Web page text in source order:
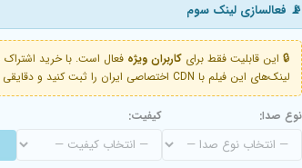
📡 فعالسازی لینک سوم
🔒 این قابلیت فقط برای کاربران ویژه
لینک‌های این فیلم با CDN اختصاصی ایران را ثبت کنید و دقایقی بعد به لینک سوم آن دسترسی خواهید داشت
نوع صدا: کیفیت: